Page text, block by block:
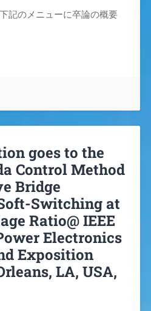
記のメニューに卒論の概要
goes to the
Control Method
Bridge
Switching at
Ratio@ IEEE
Electronics
Exposition
LA, USA,